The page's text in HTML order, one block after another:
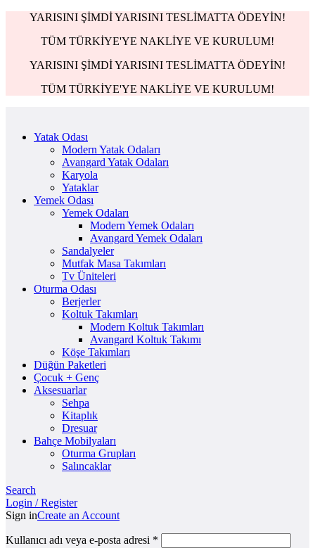
YARISINI ŞİMDİ YARISINI TESLİMATTA ÖDEYİN!
TÜM TÜRKİYE'YE NAKLİYE VE KURULUM!
YARISINI ŞİMDİ YARISINI TESLİMATTA ÖDEYİN!
TÜM TÜRKİYE'YE NAKLİYE VE KURULUM!
Yatak Odası
Modern Yatak Odaları
Avangard Yatak Odaları
Karyola
Yataklar
Yemek Odası
Yemek Odaları
Modern Yemek Odaları
Avangard Yemek Odaları
Sandalyeler
Mutfak Masa Takımları
Tv Üniteleri
Oturma Odası
Berjerler
Koltuk Takımları
Modern Koltuk Takımları
Avangard Koltuk Takımı
Köşe Takımları
Düğün Paketleri
Çocuk + Genç
Aksesuarlar
Sehpa
Kitaplık
Dresuar
Bahçe Mobilyaları
Oturma Grupları
Salıncaklar
Search
Login / Register
Sign inCreate an Account
Kullanıcı adı veya e-posta adresi *